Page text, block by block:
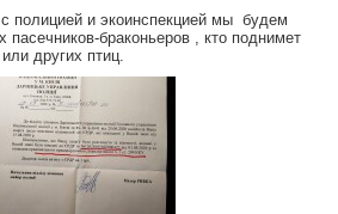
полицией и экоинспекцией мы будем
пасечников-браконьеров , кто поднимет
других птиц.